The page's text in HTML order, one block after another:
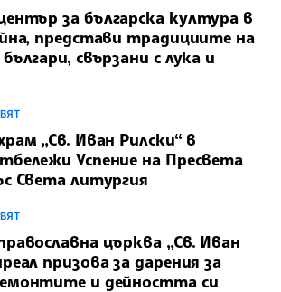
за българска култура в
представи традициите на
свързани с лука и
„Св. Иван Рилски“ в
Успение на Пресвета
Света литургия
църква „Св. Иван
призова за дарения за
и дейността си